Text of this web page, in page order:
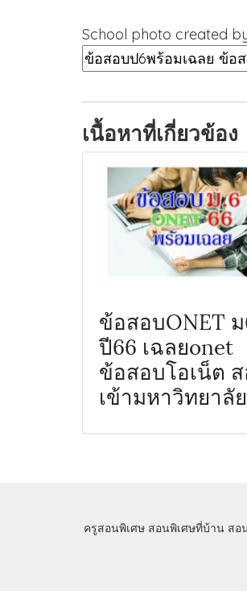
School photo created
เนื้อหาที่เกี่ยวข้อง
ข้อสอบONET
ปี66 เฉลยonet
ข้อสอบโอเน็ต
เข้ามหาวิทยาลัย
ครูสอนพิเศษ สอนพิเศษที่บ้าน สอ